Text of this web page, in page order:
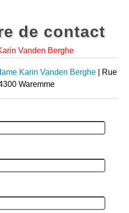
de contact
Vanden Berghe
Karin Vanden Berghe | Rue
Waremme